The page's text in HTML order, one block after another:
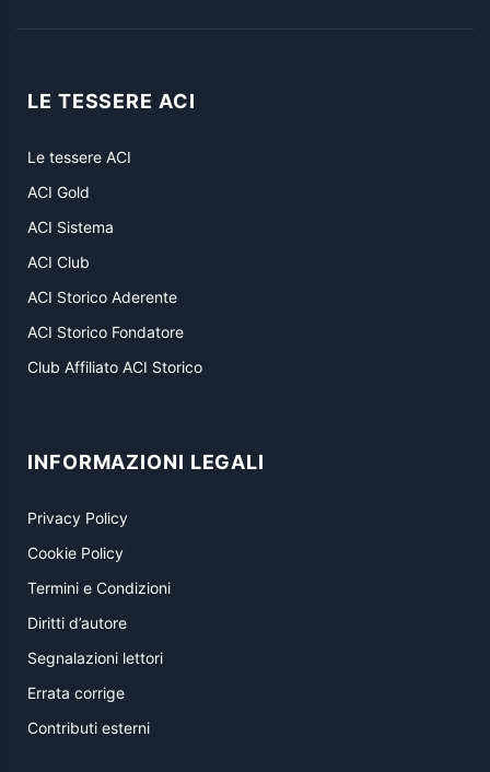
LE TESSERE ACI
Le tessere ACI
ACI Gold
ACI Sistema
ACI Club
ACI Storico Aderente
ACI Storico Fondatore
Club Affiliato ACI Storico
INFORMAZIONI LEGALI
Privacy Policy
Cookie Policy
Termini e Condizioni
Diritti d’autore
Segnalazioni lettori
Errata corrige
Contributi esterni